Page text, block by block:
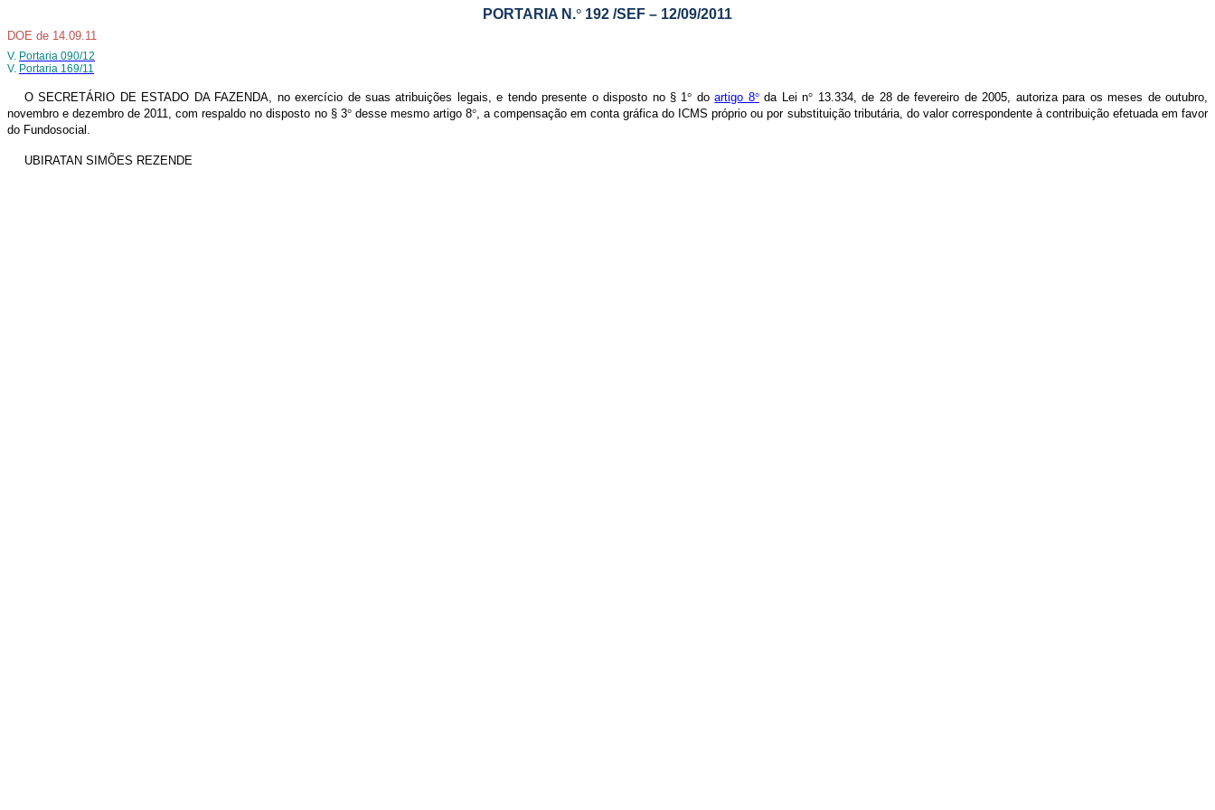
PORTARIA N.° 192 /SEF – 12/09/2011
DOE de 14.09.11
V. Portaria 090/12
V. Portaria 169/11
O SECRETÁRIO DE ESTADO DA FAZENDA, no exercício de suas atribuições legais, e tendo presente o disposto no § 1° doartigo 8°da Lei n° 13.334, de 28 de fevereiro de 2005, autoriza para os meses de outubro,
novembro e dezembro de 2011, com respaldo no disposto no § 3°desse mesmo artigo 8°, a compensação em conta gráfica do ICMS próprio ou por substituição tributária, do valor correspondente à contribuição efetuada em favor
do Fundosocial.
UBIRATAN SIMÕES REZENDE